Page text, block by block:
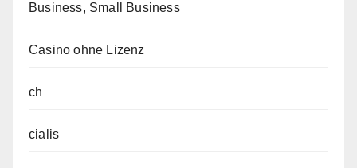
Business, Small Business
Casino ohne Lizenz
ch
cialis